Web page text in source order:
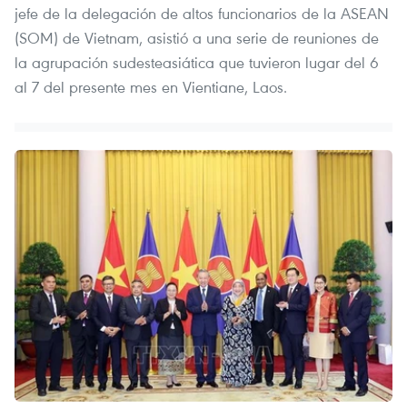
jefe de la delegación de altos funcionarios de la ASEAN
(SOM) de Vietnam, asistió a una serie de reuniones de
la agrupación sudesteasiática que tuvieron lugar del 6
al 7 del presente mes en Vientiane, Laos.